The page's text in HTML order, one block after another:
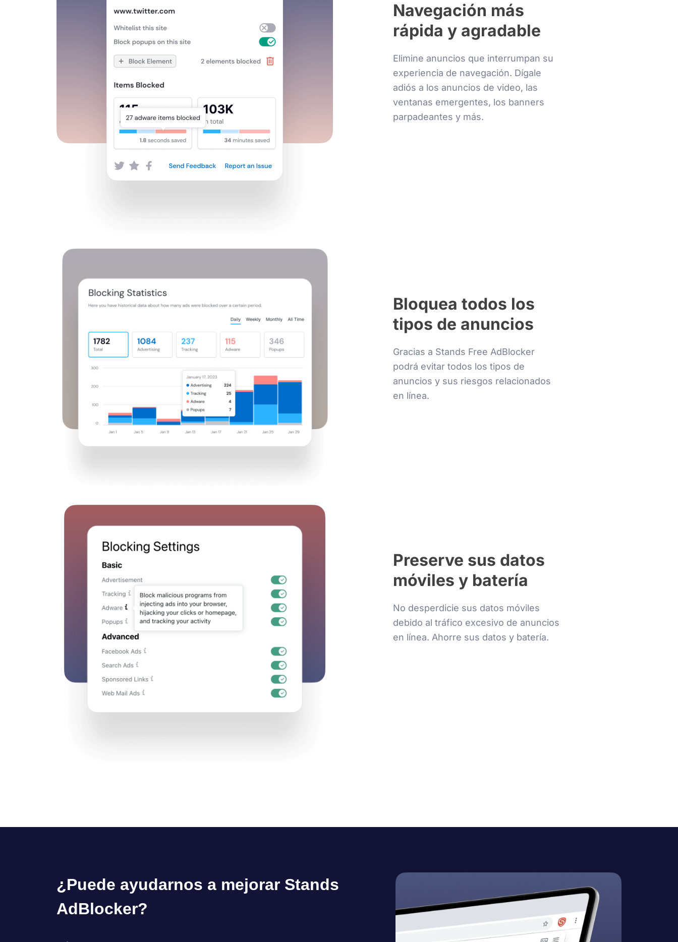
Navegación más
rápida y agradable
Elimine anuncios que interrumpan su
experiencia de navegación. Dígale
adiós a los anuncios de video, las
ventanas emergentes, los banners
parpadeantes y más.
Bloquea todos los
tipos de anuncios
Gracias a Stands Free AdBlocker
podrá evitar todos los tipos de
anuncios y sus riesgos relacionados
en línea.
Preserve sus datos
móviles y batería
No desperdicie sus datos móviles
debido al tráfico excesivo de anuncios
en línea. Ahorre sus datos y batería.
¿Puede ayudarnos a mejorar Stands
AdBlocker?